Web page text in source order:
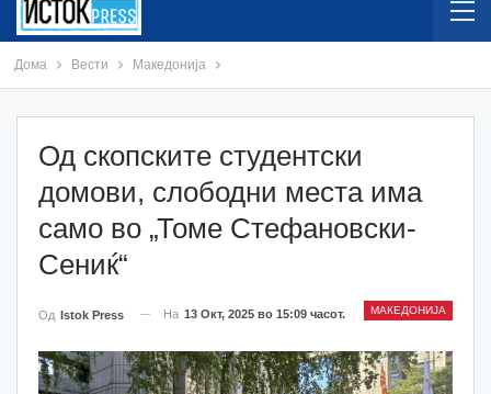
Дома Вести Македонија
Од скопските студентски
домови, слободни места има
само во „Томе Стефановски-
Сениќ“
МАКЕДОНИЈА
Од Istok Press На 13 Окт, 2025 во 15:09 часот.